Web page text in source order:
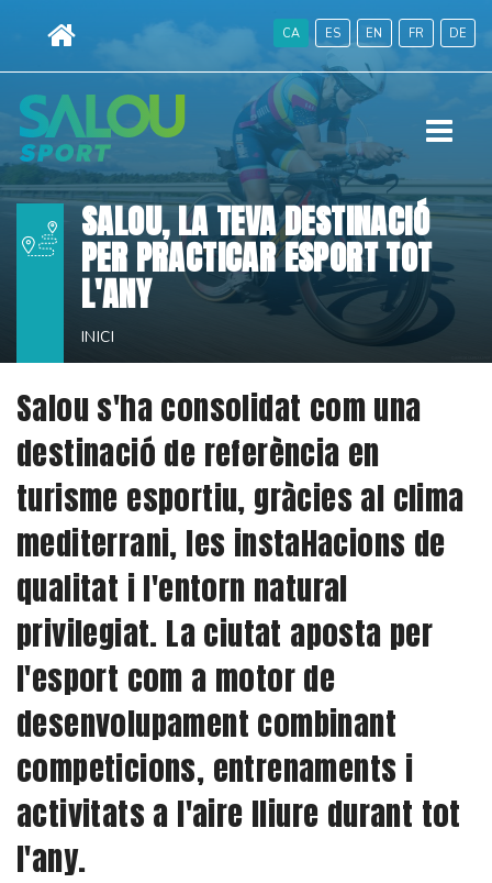
CA ES EN FR DE
SALOU, LA TEVA DESTINACIÓ
PER PRACTICAR ESPORT TOT
L'ANY
INICI
Salou s'ha consolidat com una
destinació de referència en
turisme esportiu, gràcies al clima
mediterrani, les instal·lacions de
qualitat i l'entorn natural
privilegiat. La ciutat aposta per
l'esport com a motor de
desenvolupament combinant
competicions, entrenaments i
activitats a l'aire lliure durant tot
l'any.